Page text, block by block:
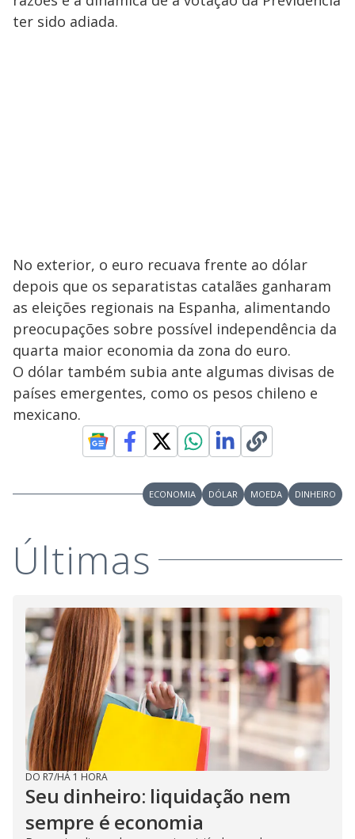
ter sido adiada.
No exterior, o euro recuava frente ao dólar
depois que os separatistas catalães ganharam
as eleições regionais na Espanha, alimentando
preocupações sobre possível independência da
quarta maior economia da zona do euro.
O dólar também subia ante algumas divisas de
países emergentes, como os pesos chileno e
mexicano.
ECONOMIA DÓLAR MOEDA DINHEIRO
Últimas
DO R7/HÁ 1 HORA
Seu dinheiro: liquidação nem
sempre é economia